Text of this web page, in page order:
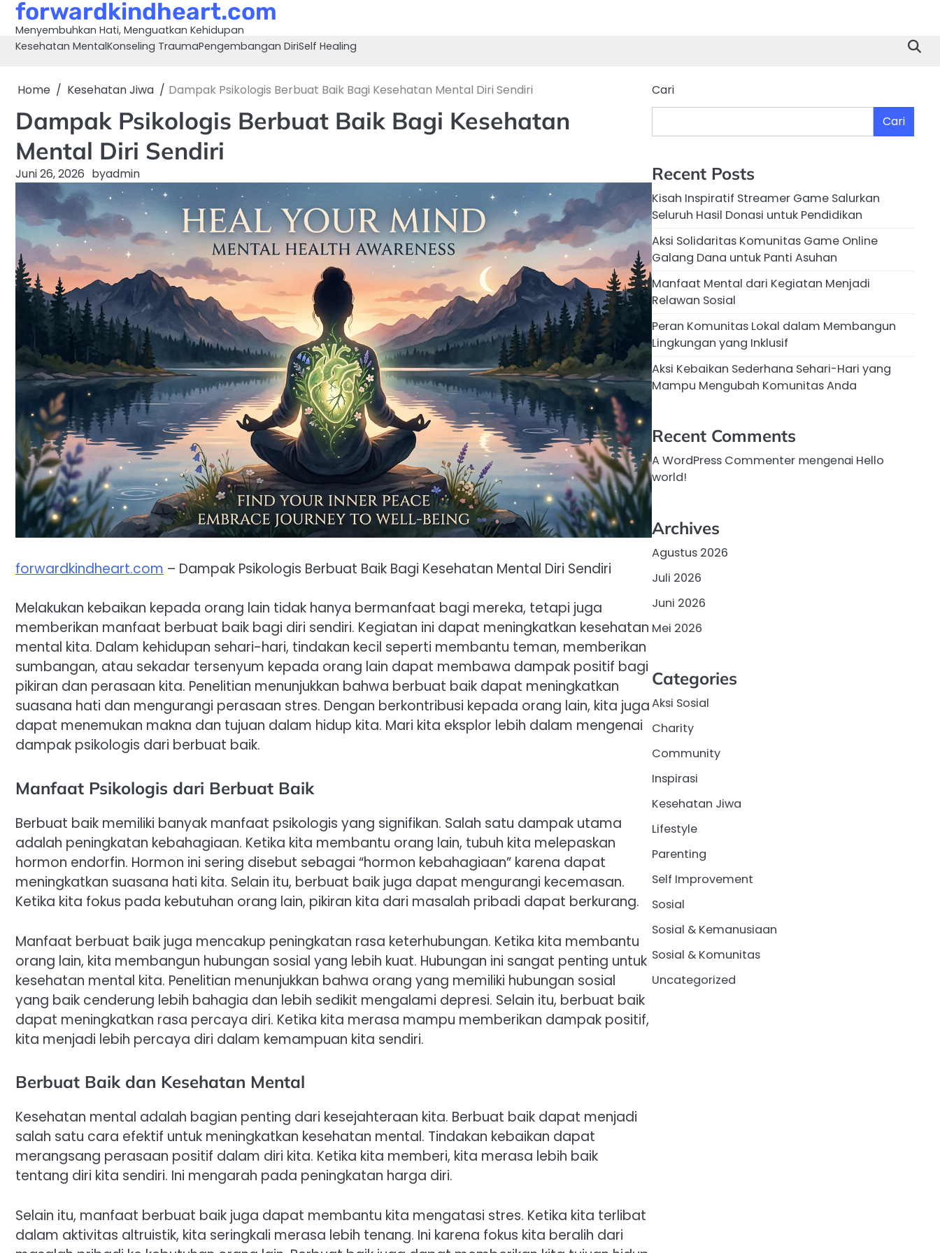
Skip
content
forwardkindheart.com
Menyembuhkan Hati, Menguatkan Kehidupan
Kesehatan MentalKonseling TraumaPengembangan DiriSelf Healing
Home Kesehatan Jiwa Dampak Psikologis Berbuat Baik Bagi Kesehatan Mental Diri Sendiri
Dampak Psikologis Berbuat Baik Bagi Kesehatan
Mental Diri Sendiri
Juni 26, 2026 byadmin
forwardkindheart.com – Dampak Psikologis Berbuat Baik Bagi Kesehatan Mental Diri Sendiri
Melakukan kebaikan kepada orang lain tidak hanya bermanfaat bagi mereka, tetapi juga
memberikan manfaat berbuat baik bagi diri sendiri. Kegiatan ini dapat meningkatkan kesehatan
mental kita. Dalam kehidupan sehari-hari, tindakan kecil seperti membantu teman, memberikan
sumbangan, atau sekadar tersenyum kepada orang lain dapat membawa dampak positif bagi
pikiran dan perasaan kita. Penelitian menunjukkan bahwa berbuat baik dapat meningkatkan
suasana hati dan mengurangi perasaan stres. Dengan berkontribusi kepada orang lain, kita juga
dapat menemukan makna dan tujuan dalam hidup kita. Mari kita eksplor lebih dalam mengenai
dampak psikologis dari berbuat baik.
Manfaat Psikologis dari Berbuat Baik
Berbuat baik memiliki banyak manfaat psikologis yang signifikan. Salah satu dampak utama
adalah peningkatan kebahagiaan. Ketika kita membantu orang lain, tubuh kita melepaskan
hormon endorfin. Hormon ini sering disebut sebagai “hormon kebahagiaan” karena dapat
meningkatkan suasana hati kita. Selain itu, berbuat baik juga dapat mengurangi kecemasan.
Ketika kita fokus pada kebutuhan orang lain, pikiran kita dari masalah pribadi dapat berkurang.
Manfaat berbuat baik juga mencakup peningkatan rasa keterhubungan. Ketika kita membantu
orang lain, kita membangun hubungan sosial yang lebih kuat. Hubungan ini sangat penting untuk
kesehatan mental kita. Penelitian menunjukkan bahwa orang yang memiliki hubungan sosial
yang baik cenderung lebih bahagia dan lebih sedikit mengalami depresi. Selain itu, berbuat baik
dapat meningkatkan rasa percaya diri. Ketika kita merasa mampu memberikan dampak positif,
kita menjadi lebih percaya diri dalam kemampuan kita sendiri.
Berbuat Baik dan Kesehatan Mental
Kesehatan mental adalah bagian penting dari kesejahteraan kita. Berbuat baik dapat menjadi
salah satu cara efektif untuk meningkatkan kesehatan mental. Tindakan kebaikan dapat
merangsang perasaan positif dalam diri kita. Ketika kita memberi, kita merasa lebih baik
tentang diri kita sendiri. Ini mengarah pada peningkatan harga diri.
Selain itu, manfaat berbuat baik juga dapat membantu kita mengatasi stres. Ketika kita terlibat
dalam aktivitas altruistik, kita seringkali merasa lebih tenang. Ini karena fokus kita beralih dari
Cari
Cari
Recent Posts
Kisah Inspiratif Streamer Game Salurkan
Seluruh Hasil Donasi untuk Pendidikan
Aksi Solidaritas Komunitas Game Online
Galang Dana untuk Panti Asuhan
Manfaat Mental dari Kegiatan Menjadi
Relawan Sosial
Peran Komunitas Lokal dalam Membangun
Lingkungan yang Inklusif
Aksi Kebaikan Sederhana Sehari-Hari yang
Mampu Mengubah Komunitas Anda
Recent Comments
A WordPress Commenter mengenai Hello
world!
Archives
Agustus 2026
Juli 2026
Juni 2026
Mei 2026
Categories
Aksi Sosial
Charity
Community
Inspirasi
Kesehatan Jiwa
Lifestyle
Parenting
Self Improvement
Sosial
Sosial & Kemanusiaan
Sosial & Komunitas
Uncategorized